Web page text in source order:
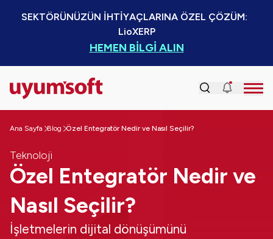
SEKTÖRÜNÜZÜN İHTİYAÇLARINA ÖZEL ÇÖZÜM:
LioXERP
HEMEN BİLGİ ALIN
Ana Sayfa Blog Özel Entegratör Nedir ve Nasıl Seçilir?
Teknoloji
Özel Entegratör Nedir ve
Nasıl Seçilir?
İşletmelerin dijital dönüşümünü